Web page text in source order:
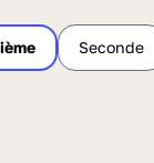
Seconde